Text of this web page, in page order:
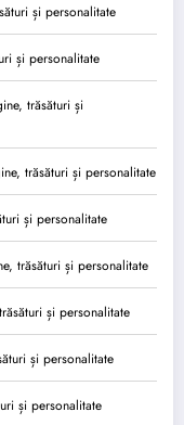
și personalitate
și personalitate
trăsături și
trăsături și personalitate
și personalitate
trăsături și personalitate
și personalitate
și personalitate
și personalitate